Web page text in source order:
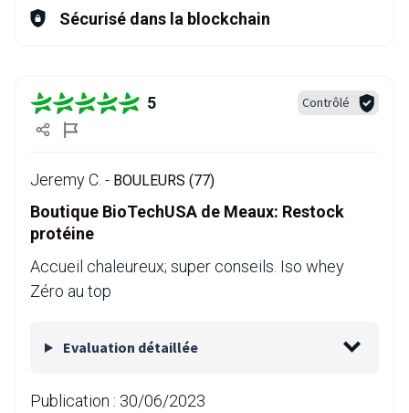
Sécurisé dans la blockchain
5 Contrôlé
Jeremy C. - BOULEURS (77)
Boutique BioTechUSA de Meaux: Restock
protéine
Accueil chaleureux; super conseils. Iso whey
Zéro au top
Evaluation détaillée
Publication : 30/06/2023